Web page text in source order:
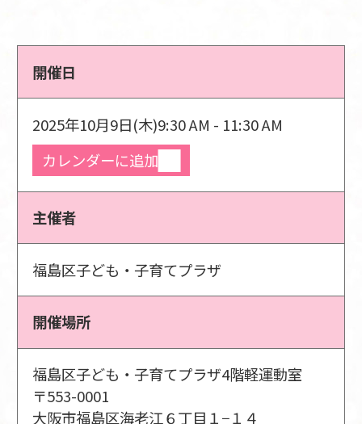
開催日
2025年10月9日(木)9:30 AM - 11:30 AM
カレンダーに追加
主催者
福島区子ども・子育てプラザ
開催場所
福島区子ども・子育てプラザ4階軽運動室
〒553-0001
大阪市福島区海老江６丁目１−１４